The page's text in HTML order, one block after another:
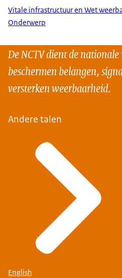
Vitale infrastructuur en Wet
Onderwerp
De NCTV dient de
beschermen belangen,
versterken weerbaarheid.
Andere talen
English